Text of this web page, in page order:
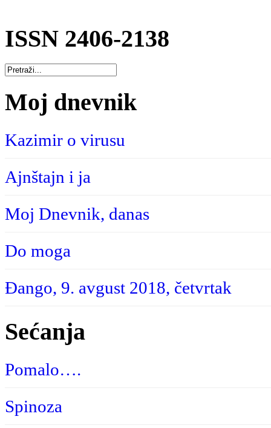
ISSN 2406-2138
Moj dnevnik
Kazimir o virusu
Ajnštajn i ja
Moj Dnevnik, danas
Do moga
Đango, 9. avgust 2018, četvrtak
Sećanja
Pomalo….
Spinoza